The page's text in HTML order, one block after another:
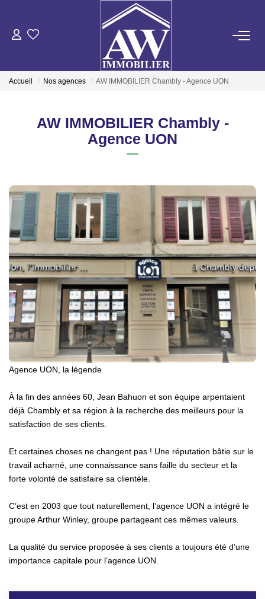
ACHETER
ESTIMER
NOS AGENCES
ON RECRUTE !
CONTACT
ESPACE GESTION
Accueil Nos agences AW IMMOBILIER Chambly - Agence UON
AW IMMOBILIER Chambly -
Agence UON
Agence UON, la légende
À la fin des années 60, Jean Bahuon et son équipe arpentaient
déjà Chambly et sa région à la recherche des meilleurs pour la
satisfaction de ses clients.
Et certaines choses ne changent pas ! Une réputation bâtie sur le
travail acharné, une connaissance sans faille du secteur et la
forte volonté de satisfaire sa clientèle.
C’est en 2003 que tout naturellement, l’agence UON a intégré le
groupe Arthur Winley, groupe partageant ces mêmes valeurs.
La qualité du service proposée à ses clients a toujours été d’une
importance capitale pour l’agence UON.